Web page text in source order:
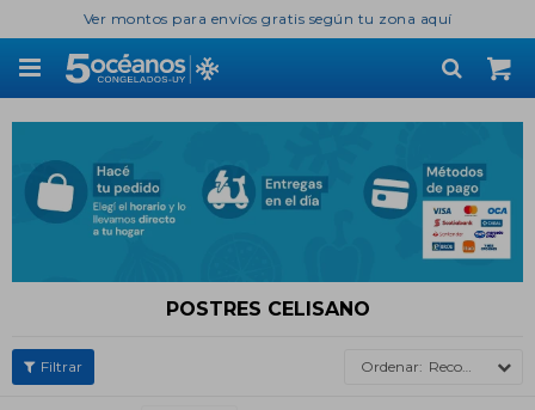
Ver montos para envíos gratis según tu zona aquí

POSTRES CELISANO
Recomendados